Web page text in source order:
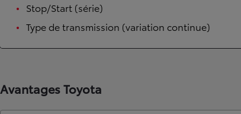
Stop/Start (série)
Type de transmission (variation continue)
Avantages Toyota